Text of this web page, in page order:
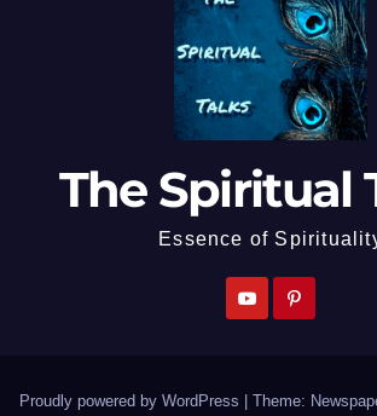
The Spiritual
Essence of
Proudly powered by WordPress Theme: